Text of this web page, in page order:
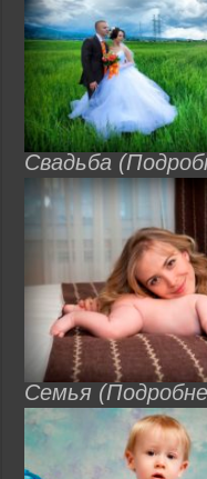
Свадьба
Семья